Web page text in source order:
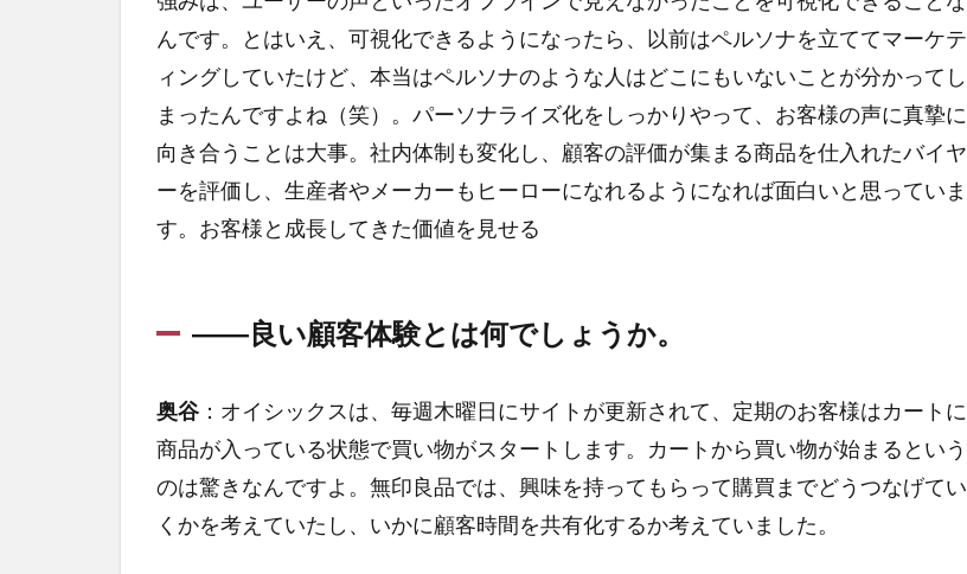
んです。とはいえ、可視化できるようになったら、以前はペルソナを立ててマーケテ
ィングしていたけど、本当はペルソナのような人はどこにもいないことが分かってし
まったんですよね（笑）。パーソナライズ化をしっかりやって、お客様の声に真摯に
向き合うことは大事。社内体制も変化し、顧客の評価が集まる商品を仕入れたバイヤ
ーを評価し、生産者やメーカーもヒーローになれるようになれば面白いと思っていま
す。お客様と成長してきた価値を見せる
――良い顧客体験とは何でしょうか。
奥谷：オイシックスは、毎週木曜日にサイトが更新されて、定期のお客様はカートに
商品が入っている状態で買い物がスタートします。カートから買い物が始まるという
のは驚きなんですよ。無印良品では、興味を持ってもらって購買までどうつなげてい
くかを考えていたし、いかに顧客時間を共有化するか考えていました。